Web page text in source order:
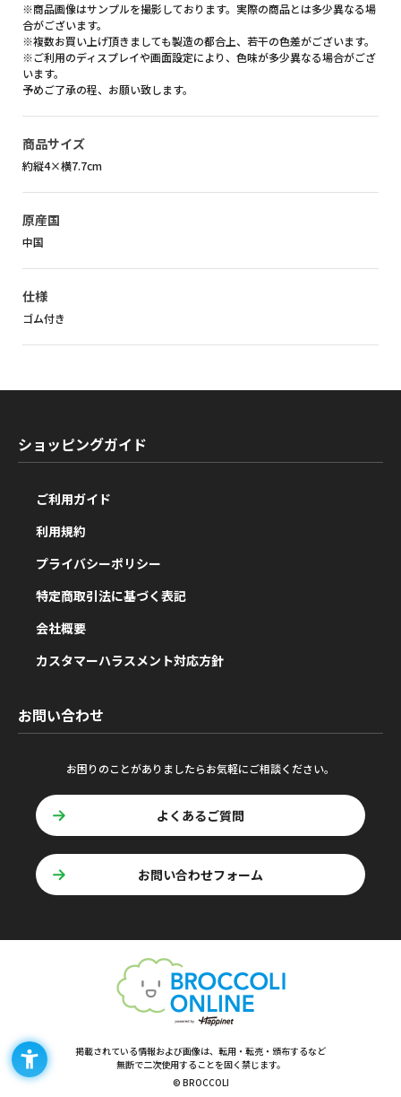
※商品画像はサンプルを撮影しております。実際の商品とは多少異なる場
合がございます。
※複数お買い上げ頂きましても製造の都合上、若干の色差がございます。
※ご利用のディスプレイや画面設定により、色味が多少異なる場合がござ
います。
予めご了承の程、お願い致します。
商品サイズ
約縦4×横7.7cm
原産国
中国
仕様
ゴム付き
ショッピングガイド
ご利用ガイド
利用規約
プライバシーポリシー
特定商取引法に基づく表記
会社概要
カスタマーハラスメント対応方針
お問い合わせ
お困りのことがありましたらお気軽にご相談ください。
よくあるご質問
お問い合わせフォーム
掲載されている情報および画像は、転用・転売・頒布するなど
無断で二次使用することを固く禁じます。
© BROCCOLI